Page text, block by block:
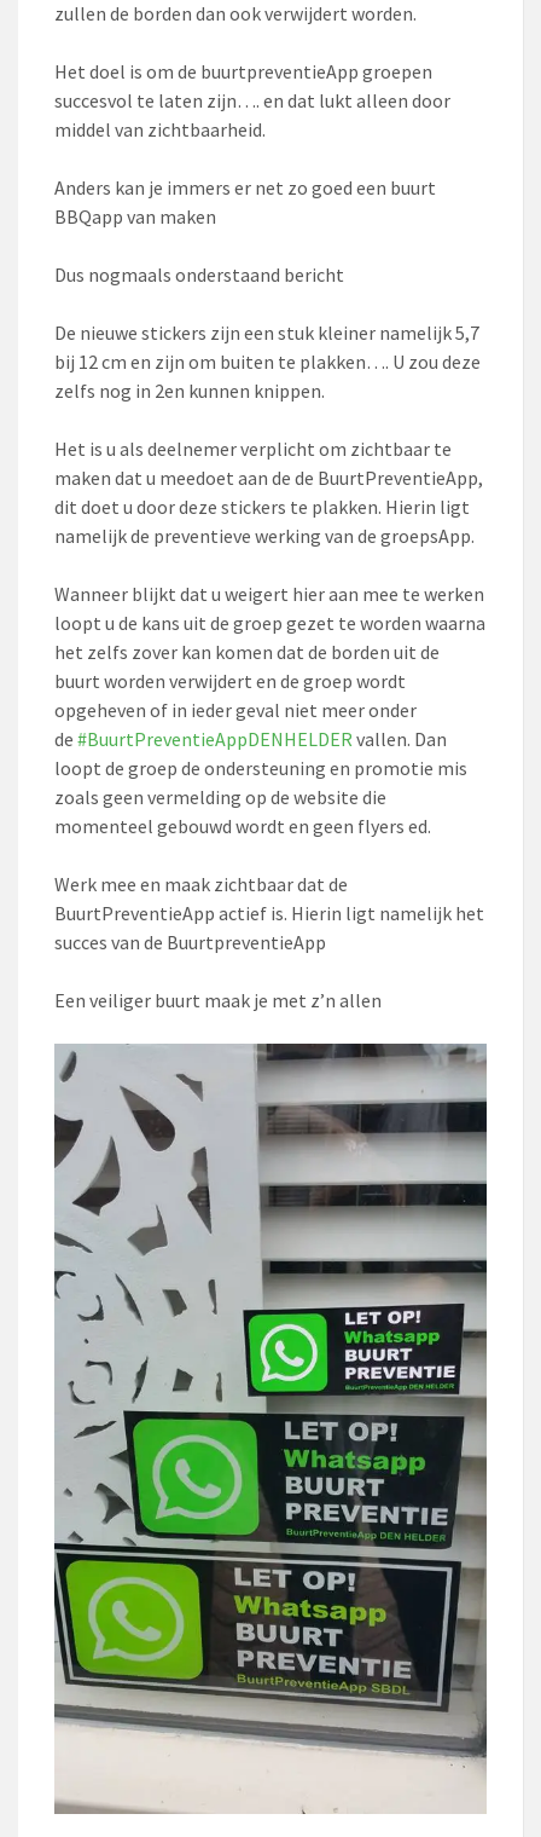
zullen de borden dan ook verwijdert worden.
Het doel is om de buurtpreventieApp groepen
succesvol te laten zijn…. en dat lukt alleen door
middel van zichtbaarheid.
Anders kan je immers er net zo goed een buurt
BBQapp van maken
Dus nogmaals onderstaand bericht
De nieuwe stickers zijn een stuk kleiner namelijk 5,7
bij 12 cm en zijn om buiten te plakken…. U zou deze
zelfs nog in 2en kunnen knippen.
Het is u als deelnemer verplicht om zichtbaar te
maken dat u meedoet aan de de BuurtPreventieApp,
dit doet u door deze stickers te plakken. Hierin ligt
namelijk de preventieve werking van de groepsApp.
Wanneer blijkt dat u weigert hier aan mee te werken
loopt u de kans uit de groep gezet te worden waarna
het zelfs zover kan komen dat de borden uit de
buurt worden verwijdert en de groep wordt
opgeheven of in ieder geval niet meer onder
de #BuurtPreventieAppDENHELDER vallen. Dan
loopt de groep de ondersteuning en promotie mis
zoals geen vermelding op de website die
momenteel gebouwd wordt en geen flyers ed.
Werk mee en maak zichtbaar dat de
BuurtPreventieApp actief is. Hierin ligt namelijk het
succes van de BuurtpreventieApp
Een veiliger buurt maak je met z’n allen